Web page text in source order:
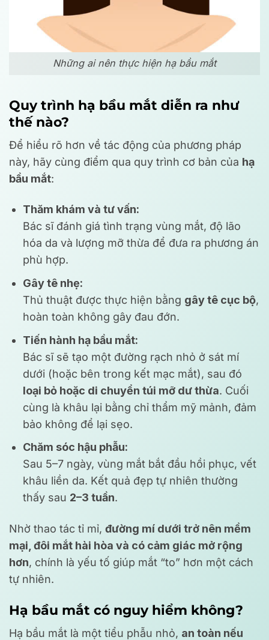
Những ai nên thực hiện hạ bầu mắt
Quy trình hạ bầu mắt diễn ra như
thế nào?
Để hiểu rõ hơn về tác động của phương pháp
này, hãy cùng điểm qua quy trình cơ bản của hạ
bầu mắt:
Thăm khám và tư vấn:
Bác sĩ đánh giá tình trạng vùng mắt, độ lão
hóa da và lượng mỡ thừa để đưa ra phương án
phù hợp.
Gây tê nhẹ:
Thủ thuật được thực hiện bằng gây tê cục bộ,
hoàn toàn không gây đau đớn.
Tiến hành hạ bầu mắt:
Bác sĩ sẽ tạo một đường rạch nhỏ ở sát mí
dưới (hoặc bên trong kết mạc mắt), sau đó
loại bỏ hoặc di chuyển túi mỡ dư thừa. Cuối
cùng là khâu lại bằng chỉ thẩm mỹ mảnh, đảm
bảo không để lại sẹo.
Chăm sóc hậu phẫu:
Sau 5–7 ngày, vùng mắt bắt đầu hồi phục, vết
khâu liền da. Kết quả đẹp tự nhiên thường
thấy sau 2–3 tuần.
Nhờ thao tác tỉ mỉ, đường mí dưới trở nên mềm
mại, đôi mắt hài hòa và có cảm giác mở rộng
hơn, chính là yếu tố giúp mắt “to” hơn một cách
tự nhiên.
Hạ bầu mắt có nguy hiểm không?
Hạ bầu mắt là một tiểu phẫu nhỏ, an toàn nếu